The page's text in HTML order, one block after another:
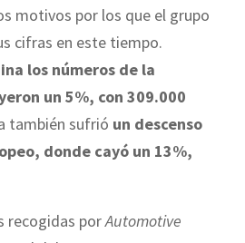
motivos por los que el grupo
cifras en este tiempo.
los números de la
un 5%, con 309.000
también sufrió un descenso
donde cayó un 13%,
recogidas porAutomotive